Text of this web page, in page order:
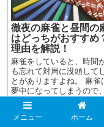
徹夜の麻雀と昼間の
はどっちがおすすめ
理由を解説！
麻雀をしていると、時間
も忘れて対局に没頭して
とがありますよね。 麻雀
夢中になってしまうので
にやめられず徹夜して朝
しまった、という経験が
少なくないと思います。 ...
メニュー ホーム